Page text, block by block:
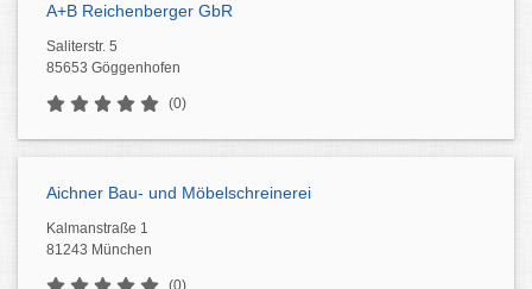
A+B Reichenberger GbR
Saliterstr. 5
85653 Göggenhofen
(0)
Aichner Bau- und Möbelschreinerei
Kalmanstraße 1
81243 München